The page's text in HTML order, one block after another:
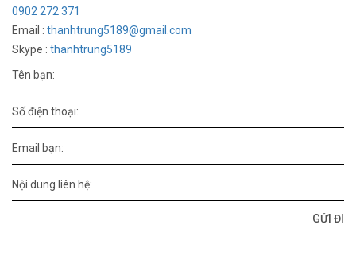
0902 272 371
Email : thanhtrung5189@gmail.com
Skype : thanhtrung5189
Tên bạn:
Số điện thoại:
Email bạn:
Nội dung liên hệ: